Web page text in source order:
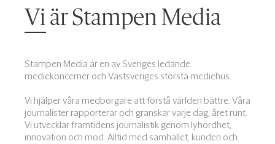
Vi är Stampen Media
Stampen Media är en av Sveriges ledande
mediekoncerner och Västsveriges största mediehus.
Vi hjälper våra medborgare att förstå världen bättre. Våra
journalister rapporterar och granskar varje dag, året runt.
Vi utvecklar framtidens journalistik genom lyhördhet,
innovation och mod. Alltid med samhället, kunden och